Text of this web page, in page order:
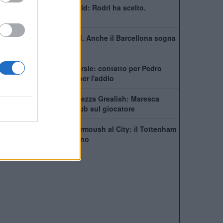
Barcellona e Real Madrid: Rodri ha scelto.
Non solo il Real Madrid. Anche il Barcellona sogna
City scatenato sulle corsie: contatto per Pedro
Neto, Savinho spinge per l'addio
Manchester City, incertezza Grealish: Maresca
prende tempo, sette club sul giocatore
Futuro in bilico per Marmoush al City: il Tottenham
si inserisce per l'egiziano